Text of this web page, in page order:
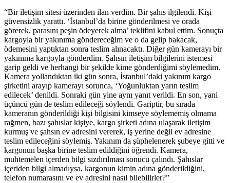
“Bir iletişim sitesi üzerinden ilan verdim. Bir şahıs ilgilendi. Kişi
güvensizlik yarattı. ‘İstanbul’da birine gönderilmesi ve orada
görerek, parasını peşin ödeyerek alma’ teklifini kabul ettim. Sonuçta
kargoyla bir yakınıma göndereceğim ve o da gelip bakacak,
ödemesini yaptıktan sonra teslim alınacaktı. Diğer gün kamerayı bir
yakınıma kargoyla gönderdim. Şahsın iletişim bilgilerini istemesi
garip geldi ve herhangi bir şekilde kime gönderdiğimi söylemedim.
Kamera yollandıktan iki gün sonra, İstanbul’daki yakınım kargo
şirketini arayıp kamerayı sorunca, ‘Yoğunluktan yarın teslim
edilecek’ denildi. Sonraki gün yine aynı yanıt verildi. En son, yani
üçüncü gün de teslim edileceği söylendi. Gariptir, bu sırada
kameranın gönderildiği kişi bilgisini kimseye söylememiş olmama
rağmen, bazı şahıslar kişiye, kargo şirketi adına ulaşarak iletişim
kurmuş ve şahsın ev adresini vererek, iş yerine değil ev adresine
teslim edileceğini söylemiş. Yakınım da şüphelenerek şubeye gitti ve
kargonun başka birine teslim edildiğini öğrendi. Kamera,
muhtemelen içerden bilgi sızdırılması sonucu çalındı. Şahıslar
içeriden bilgi almadıysa, kargonun kimin adına gönderildiğini,
telefon numarasını ve ev adresini nasıl bilebilirler?”